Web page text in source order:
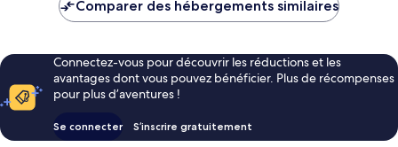
Comparer des hébergements similaires
Connectez-vous pour découvrir les réductions et les
avantages dont vous pouvez bénéficier. Plus de récompenses
pour plus d’aventures !
Se connecter S’inscrire gratuitement